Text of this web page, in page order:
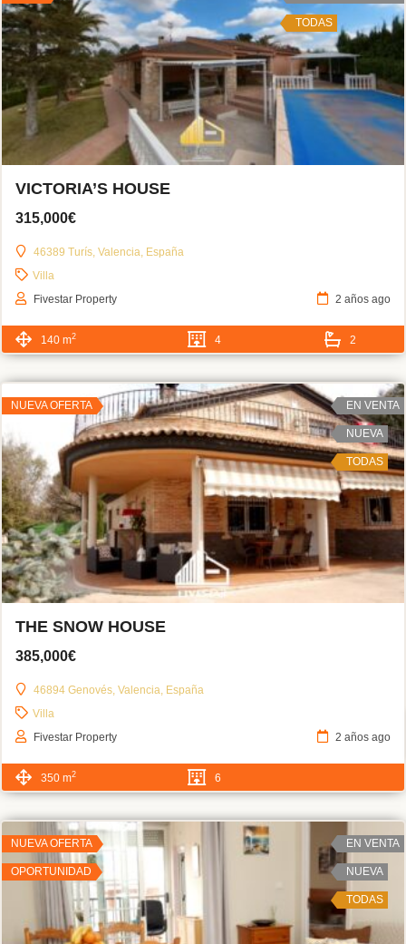
TODAS
VICTORIA’S HOUSE
315,000€
46389 Turís, Valencia, España
Villa
Fivestar Property
2 años ago
140 m2 4 2
NUEVA OFERTA EN VENTA
NUEVA
TODAS
THE SNOW HOUSE
385,000€
46894 Genovés, Valencia, España
Villa
Fivestar Property
2 años ago
350 m2 6
NUEVA OFERTA
OPORTUNIDAD
EN VENTA
NUEVA
TODAS